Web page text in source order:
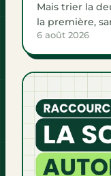
Mais trier la
la première,
Ajouter un
change la
6 août 2026